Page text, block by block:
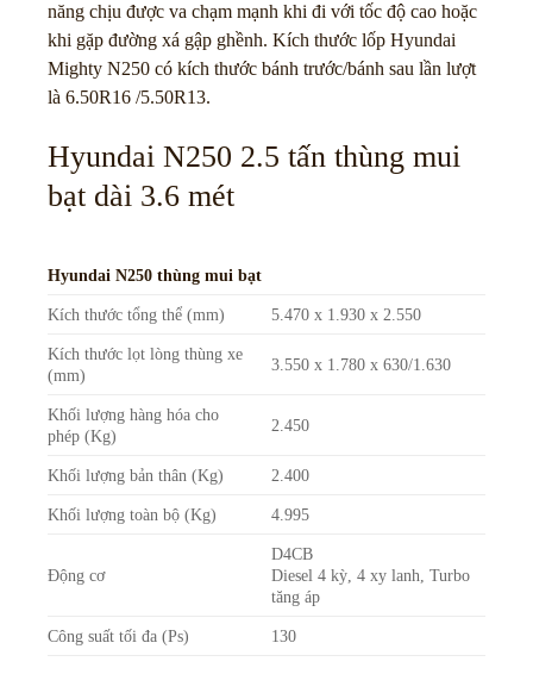
năng chịu được va chạm mạnh khi đi với tốc độ cao hoặc
khi gặp đường xá gập ghềnh. Kích thước lốp Hyundai
Mighty N250 có kích thước bánh trước/bánh sau lần lượt
là 6.50R16 /5.50R13.
Hyundai N250 2.5 tấn thùng mui
bạt dài 3.6 mét
Hyundai N250 thùng mui bạt
Kích thước tổng thể (mm) 5.470 x 1.930 x 2.550
Kích thước lọt lòng thùng xe
(mm)
3.550 x 1.780 x 630/1.630
Khối lượng hàng hóa cho
phép (Kg)
2.450
Khối lượng bản thân (Kg) 2.400
Khối lượng toàn bộ (Kg) 4.995
Động cơ
D4CB
Diesel 4 kỳ, 4 xy lanh, Turbo
tăng áp
Công suất tối đa (Ps) 130